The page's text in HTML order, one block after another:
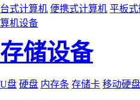
台式计算机 便携式计算机 平板
算机设备
存储设备
U盘 硬盘 内存条 存储卡 移动硬盘